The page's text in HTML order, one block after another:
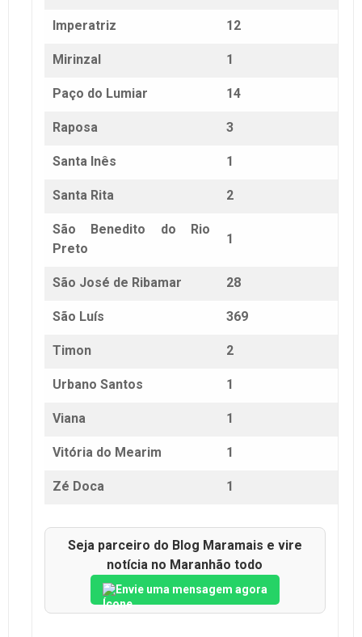
Imperatriz 12
Mirinzal 1
Paço do Lumiar 14
Raposa 3
Santa Inês 1
Santa Rita 2
São Benedito do Rio
Preto
1
São José de Ribamar 28
São Luís 369
Timon 2
Urbano Santos 1
Viana 1
Vitória do Mearim 1
Zé Doca 1
Seja parceiro do Blog Maramais e vire
notícia no Maranhão todo
Envie uma mensagem agora